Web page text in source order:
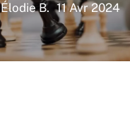
Élodie B. 11 Avr 2024